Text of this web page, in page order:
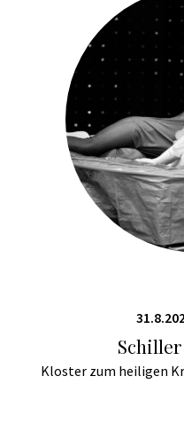
Kloster zum heiligen